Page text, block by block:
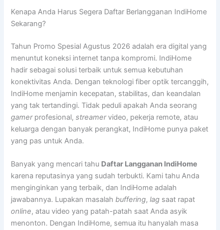
Kenapa Anda Harus Segera Daftar Berlangganan IndiHome
Sekarang?
Tahun Promo Spesial Agustus 2026 adalah era digital yang
menuntut koneksi internet tanpa kompromi. IndiHome
hadir sebagai solusi terbaik untuk semua kebutuhan
konektivitas Anda. Dengan teknologi fiber optik tercanggih,
IndiHome menjamin kecepatan, stabilitas, dan keandalan
yang tak tertandingi. Tidak peduli apakah Anda seorang
gamerprofesional,streamervideo, pekerja remote, atau
keluarga dengan banyak perangkat, IndiHome punya paket
yang pas untuk Anda.
Banyak yang mencari tahu Daftar Langganan IndiHome
karena reputasinya yang sudah terbukti. Kami tahu Anda
menginginkan yang terbaik, dan IndiHome adalah
jawabannya. Lupakan masalahbuffering,lag saat rapat
online, atau video yang patah-patah saat Anda asyik
menonton. Dengan IndiHome, semua itu hanyalah masa